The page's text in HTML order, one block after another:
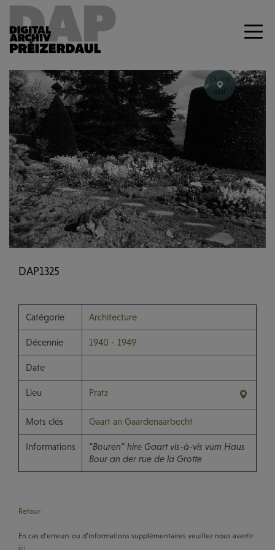
Ouvrir
sur
Geoportal
–
Previous Next
DAP1325
Catégorie Architecture
Décennie 1940 - 1949
Date
Lieu Pratz
Mots clés Gaart an Gaardenaarbecht
Informations
"Bouren" hire Gaart vis-à-vis vum Haus
Bour an der rue de la Grotte
Retour
En cas d’erreurs ou d’informations supplémentaires veuillez nous avertir
ici